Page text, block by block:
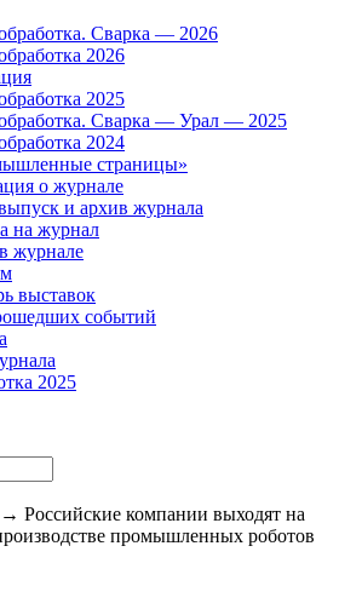
Сварка — 2026
2026
2025
Сварка — Урал — 2025
2024
страницы»
о журнале
и архив журнала
на журнал
журнале
выставок
событий
2025
→ Российские компании выходят на
промышленных роботов